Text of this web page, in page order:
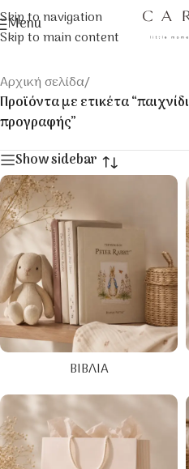
Skip to navigation
Skip to main content
Menu
Αρχική σελίδα/
Προϊόντα με ετικέτα “παιχνίδι
προγραφής”
Show sidebar
ΒΙΒΛΊΑ